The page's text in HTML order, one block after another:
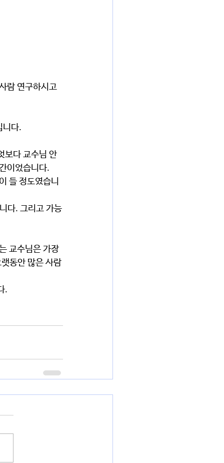
니다.
이었습니다.
동안 많은 사람
.